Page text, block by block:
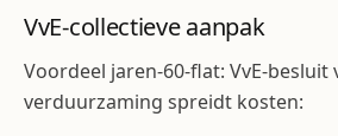
VvE-collectieve aanpak
Voordeel jaren-60-flat: VvE-besluit
verduurzaming spreidt kosten: